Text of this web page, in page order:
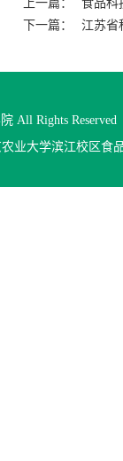
上一篇：
食品科
下一篇：
江苏省
All Rights Reserved
业大学滨江校区食